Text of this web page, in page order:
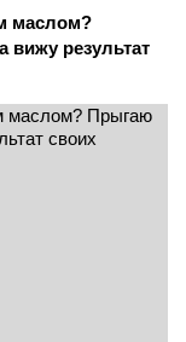
маслом?
вижу результат